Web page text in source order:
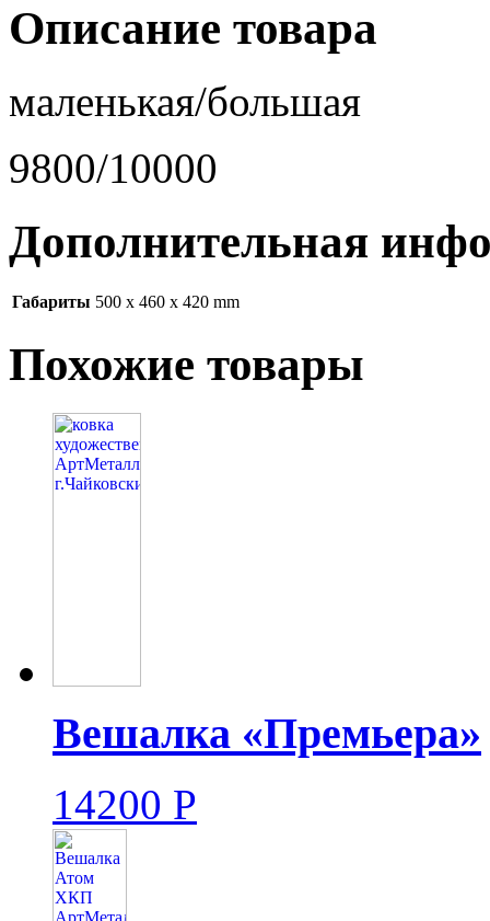
Описание товара
маленькая/большая
9800/10000
Дополнительная
Габариты 500 x 460 x 420 mm
Похожие товары
Вешалка «Премьера»
14200 Р